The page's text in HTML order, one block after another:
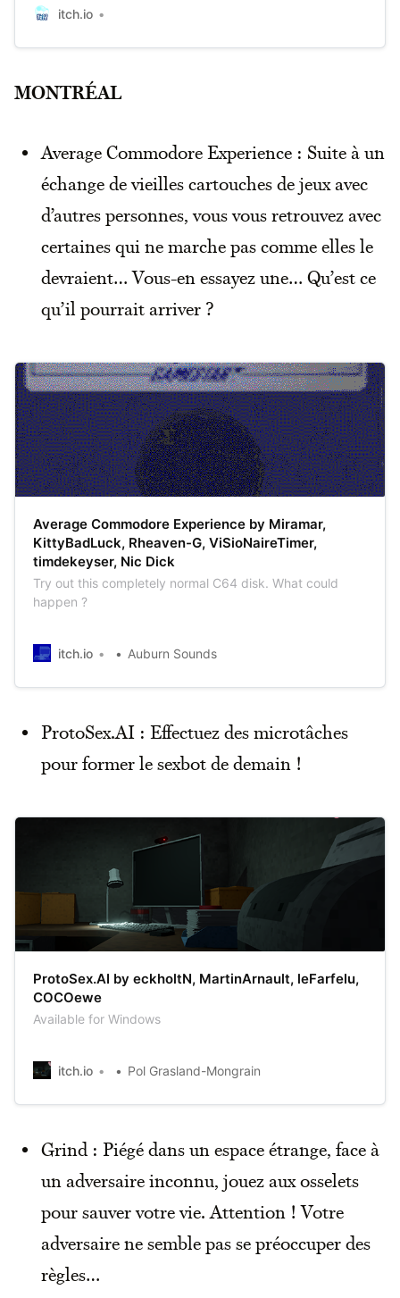
itch.io
MONTRÉAL
Average Commodore Experience : Suite à un
échange de vieilles cartouches de jeux avec
d’autres personnes, vous vous retrouvez avec
certaines qui ne marche pas comme elles le
devraient… Vous-en essayez une… Qu’est ce
qu’il pourrait arriver ?
Average Commodore Experience by Miramar,
KittyBadLuck, Rheaven-G, ViSioNaireTimer,
timdekeyser, Nic Dick
Try out this completely normal C64 disk. What could
happen ?
itch.io Auburn Sounds
ProtoSex.AI : Effectuez des microtâches
pour former le sexbot de demain !
ProtoSex.AI by eckholtN, MartinArnault, leFarfelu,
COCOewe
Available for Windows
itch.io Pol Grasland-Mongrain
Grind : Piégé dans un espace étrange, face à
un adversaire inconnu, jouez aux osselets
pour sauver votre vie. Attention ! Votre
adversaire ne semble pas se préoccuper des
règles…